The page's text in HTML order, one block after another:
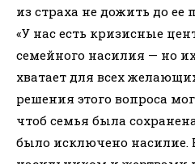
из страха не дожить до ее
«У нас есть кризисные
семейного насилия — но
хватает для всех
решения этого вопроса
чтоб семья была
было исключено насилие.